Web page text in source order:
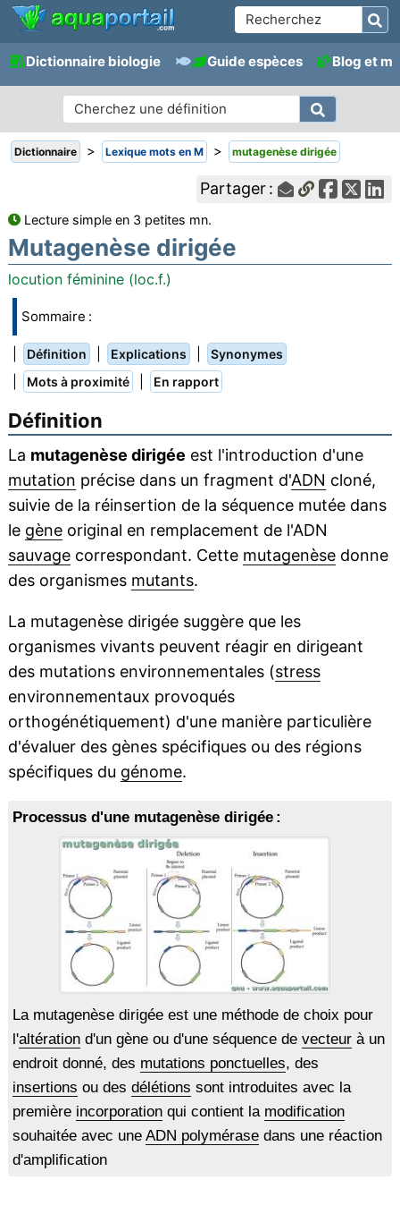
Dictionnaire biologie Guide espèces Blog et
Dictionnaire > Lexique mots en M > mutagenèse dirigée
Partager :
Lecture simple en 3 petites mn.
Mutagenèse dirigée
locution féminine (loc.f.)
Sommaire :
Définition Explications Synonymes
Mots à proximité En rapport
Définition
La mutagenèse dirigée est l'introduction d'une
mutation précise dans un fragment d'ADN cloné,
suivie de la réinsertion de la séquence mutée dans
le gèneoriginal en remplacement de l'ADN
sauvagecorrespondant. Cette mutagenèsedonne
des organismes mutants.
La mutagenèse dirigée suggère que les
organismes vivants peuvent réagir en dirigeant
des mutations environnementales (stress
environnementaux provoqués
orthogénétiquement) d'une manière particulière
d'évaluer des gènes spécifiques ou des régions
spécifiques du génome.
Processus d'une mutagenèse dirigée :
La mutagenèse dirigée est une méthode de choix pour
l'altérationd'un gène ou d'une séquence de vecteurà un
endroit donné, des mutations ponctuelles, des
insertions ou des délétions sont introduites avec la
première incorporationqui contient la modification
souhaitée avec une ADN polymérasedans une réaction
d'amplification